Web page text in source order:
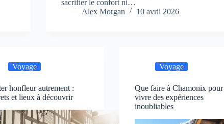
sacrifier le confort ni…
Alex Morgan
10 avril 2026
Voyage
honfleur autrement :
et lieux à découvrir
Voyage
Que faire à Chamonix pour
vivre des expériences
inoubliables